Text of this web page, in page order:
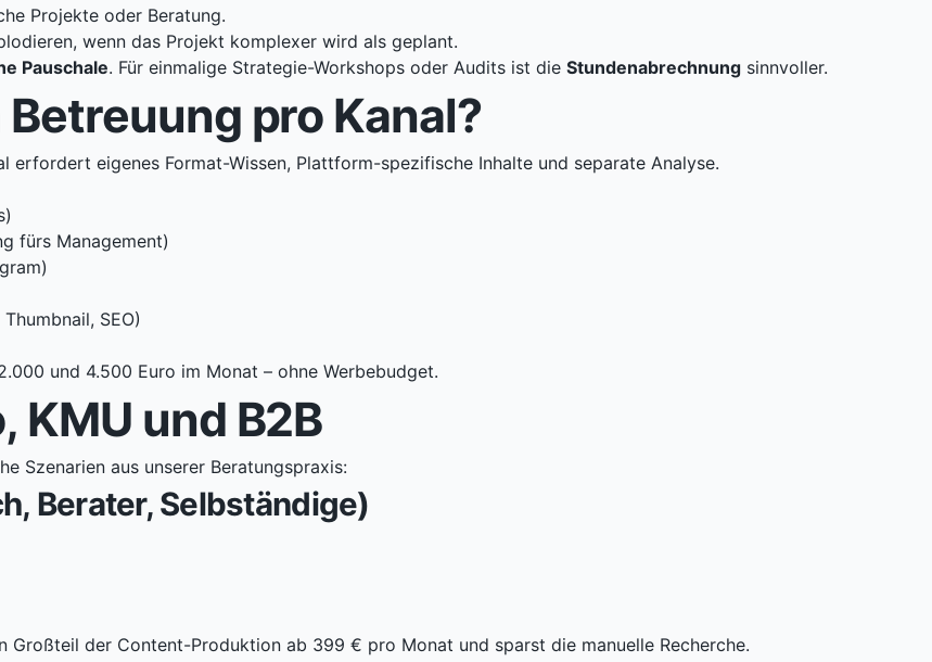
Projekte oder Beratung.
wenn das Projekt komplexer wird als geplant.
Pauschale. Für einmalige Strategie-Workshops oder Audits ist die Stundenabrechnung sinnvoller.
pro Kanal?
erfordert eigenes Format-Wissen, Plattform-spezifische Inhalte und separate Analyse.
fürs Management)
SEO)
und 4.500 Euro im Monat – ohne Werbebudget.
KMU und B2B
Szenarien aus unserer Beratungspraxis:
Berater, Selbständige)
Großteil der Content-Produktion ab 399 € pro Monat und sparst die manuelle Recherche.